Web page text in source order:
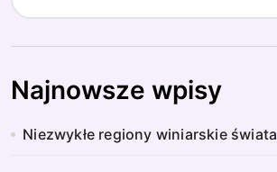
Najnowsze wpisy
Niezwykłe regiony winiarskie świata